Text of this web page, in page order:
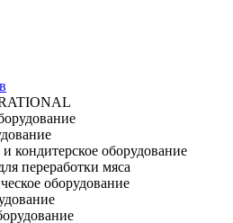
кондитерское оборудование
переработки мяса
оборудование